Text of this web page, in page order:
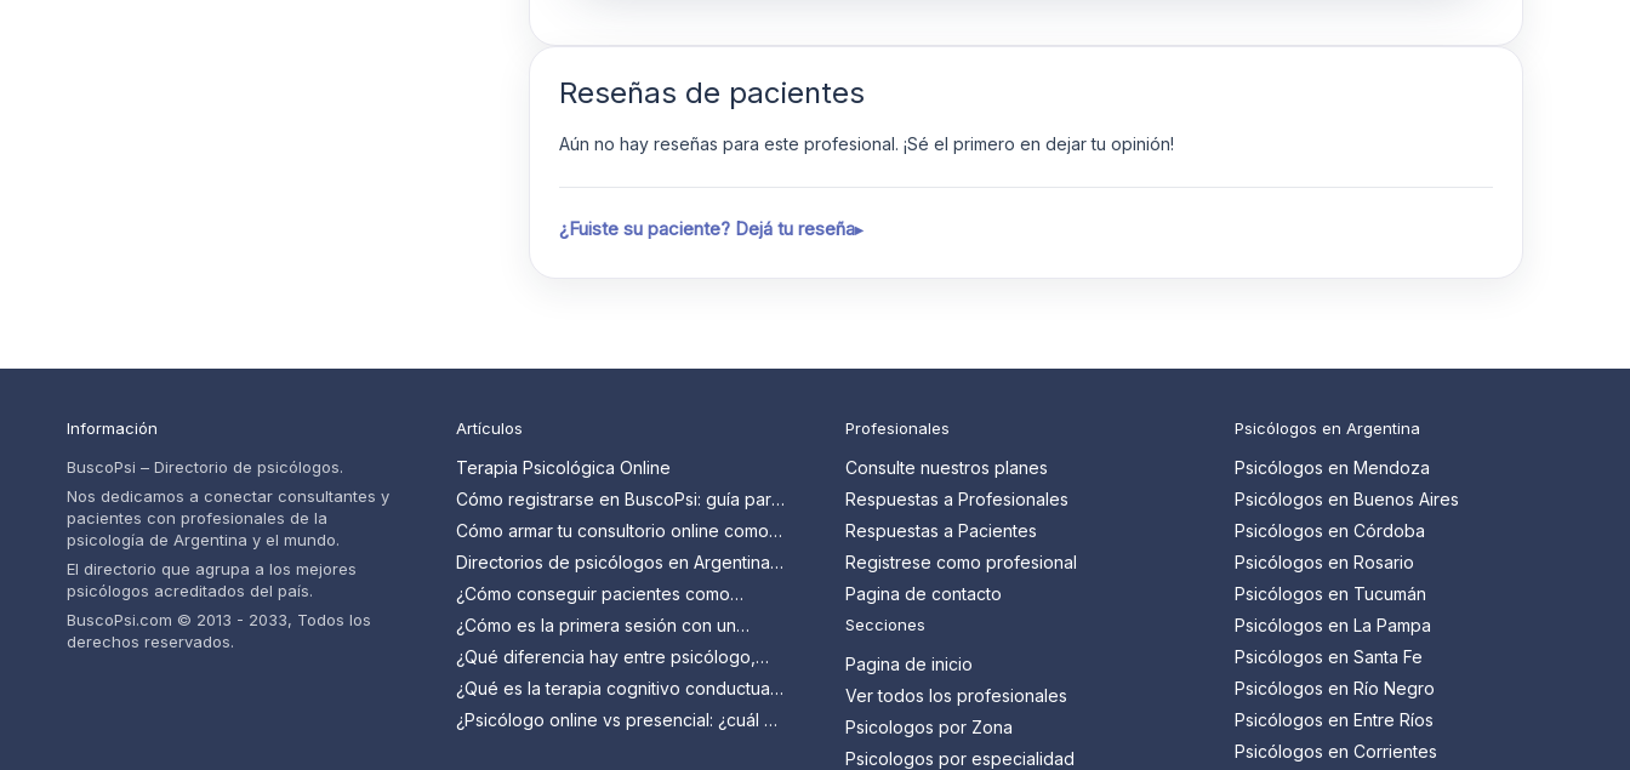
Reseñas de pacientes
Aún no hay reseñas para este profesional. ¡Sé el primero en dejar tu opinión!
¿Fuiste su paciente? Dejá tu reseña
Información
BuscoPsi – Directorio de psicólogos.
Nos dedicamos a conectar consultantes y
pacientes con profesionales de la
psicología de Argentina y el mundo.
El directorio que agrupa a los mejores
psicólogos acreditados del país.
BuscoPsi.com © 2013 - 2033, Todos los
derechos reservados.
Artículos
Terapia Psicológica Online
Cómo registrarse en BuscoPsi: guía para
psicólogos que quieren conseguir más
Cómo armar tu consultorio online como
psicólogo en Argentina: guía paso a
Directorios de psicólogos en Argentina:
cuáles son y cómo aprovecharlos
¿Cómo conseguir pacientes como
psicólogo en Argentina?
¿Cómo es la primera sesión con un
psicólogo? Todo lo que tenés que
saber
¿Qué diferencia hay entre psicólogo,
psiquiatra y psicoanalista?
¿Qué es la terapia cognitivo conductual
(TCC) y para qué sirve?
¿Psicólogo online vs presencial: ¿cuál es
Profesionales
Consulte nuestros planes
Respuestas a Profesionales
Respuestas a Pacientes
Registrese como profesional
Pagina de contacto
Secciones
Pagina de inicio
Ver todos los profesionales
Psicologos por Zona
Psicologos por especialidad
Psicólogos en Argentina
Psicólogos en Mendoza
Psicólogos en Buenos Aires
Psicólogos en Córdoba
Psicólogos en Rosario
Psicólogos en Tucumán
Psicólogos en La Pampa
Psicólogos en Santa Fe
Psicólogos en Río Negro
Psicólogos en Entre Ríos
Psicólogos en Corrientes